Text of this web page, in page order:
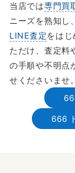
当店では専門買
ニーズを熟知し
LINE査定をは
ただけ、査定料
の手順や不明点
せくださいませ。
666